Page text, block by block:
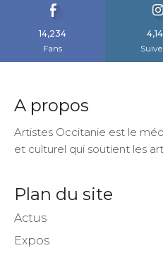
14,234
Fans
A propos
Artistes Occitanie est le
et culturel qui soutient les
Plan du site
Actus
Expos